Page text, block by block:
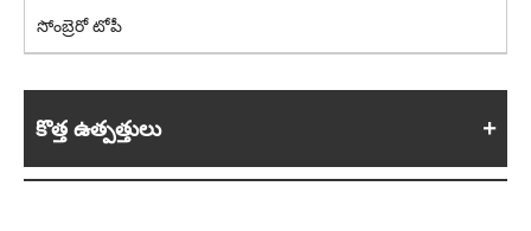
సోంబ్రెరో టోపీ
కొత్త ఉత్పత్తులు